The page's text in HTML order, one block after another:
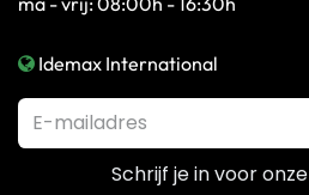
Idemax International
Schrijf je in voor onze